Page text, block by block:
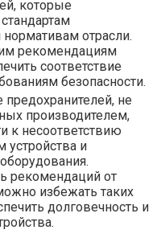
которые
нормативам отрасли.
рекомендациям
соответствие
безопасности.
не
производителем,
к несоответствию
устройства и
рекомендаций от
избежать таких
долговечность и